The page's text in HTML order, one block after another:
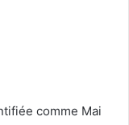
comme Mai